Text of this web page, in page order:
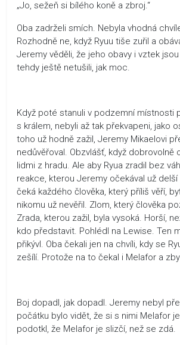
„Jo, sežeň si bílého koně a zbroj.“
Oba zadrželi smích. Nebyla vhodná
Rozhodně ne, když Ryuu tiše zuřil a
Jeremy věděli, že jeho obavy i vztek
tehdy ještě netušili, jak moc.
Když poté stanuli v podzemní místnosti
s králem, nebyli až tak překvapeni, jako
toho už hodně zažil, Jeremy Mikaelovi
nedůvěřoval. Obzvlášť, když dobrovolně
lidmi z hradu. Ale aby Ryua zradil bez
reakce, kterou Jeremy očekával už
čeká každého člověka, který příliš věří,
nikomu už nevěřil. Zlom, který člověka
Zrada, kterou zažil, byla vysoká. Horší,
kdo představit. Pohlédl na Lewise. Ten
přikývl. Oba čekali jen na chvíli, kdy se
zešílí. Protože na to čekal i Melafor a
Boj dopadl, jak dopadl. Jeremy nebyl
počátku bylo vidět, že si s nimi Melafor
podotkl, že Melafor je slizčí, než se zdá.